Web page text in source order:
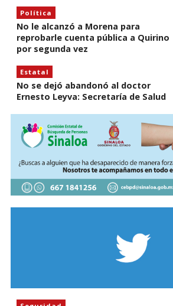
Política
No le alcanzó a Morena para
reprobarle cuenta pública a Quirino
por segunda vez
Estatal
No se dejó abandonó al doctor
Ernesto Leyva: Secretaría de Salud